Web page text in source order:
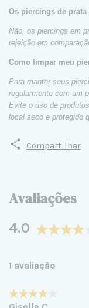
Os piercings de
Não, os piercings em
rejeição em
Como limpar meu
Para manter seus
regularmente com um
Evite o uso de
local seco e protegido
Compartilhar
Avaliações
4.0
1 avaliação